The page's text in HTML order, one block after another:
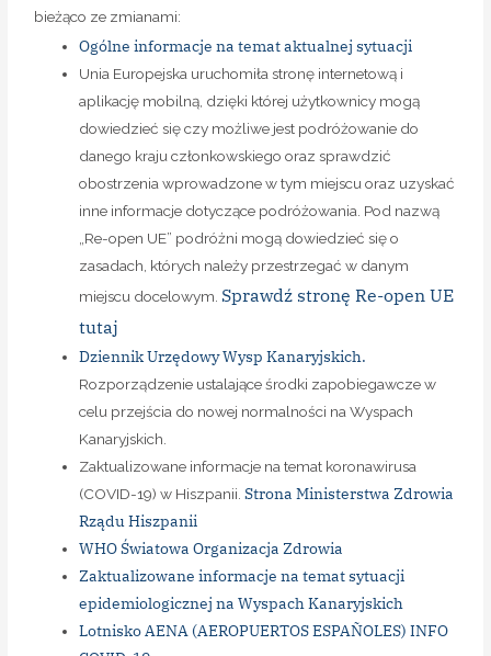
bieżąco ze zmianami:
Ogólne informacje na temat aktualnej sytuacji
Unia Europejska uruchomiła stronę internetową i
aplikację mobilną, dzięki której użytkownicy mogą
dowiedzieć się czy możliwe jest podróżowanie do
danego kraju członkowskiego oraz sprawdzić
obostrzenia wprowadzone w tym miejscu oraz uzyskać
inne informacje dotyczące podróżowania. Pod nazwą
„Re-open UE” podróżni mogą dowiedzieć się o
zasadach, których należy przestrzegać w danym
miejscu docelowym. Sprawdź stronę Re-open UE
tutaj
Dziennik Urzędowy Wysp Kanaryjskich.
Rozporządzenie ustalające środki zapobiegawcze w
celu przejścia do nowej normalności na Wyspach
Kanaryjskich.
Zaktualizowane informacje na temat koronawirusa
(COVID-19) w Hiszpanii.Strona Ministerstwa Zdrowia
Rządu Hiszpanii
WHO Światowa Organizacja Zdrowia
Zaktualizowane informacje na temat sytuacji
epidemiologicznej na Wyspach Kanaryjskich
Lotnisko AENA (AEROPUERTOS ESPAÑOLES) INFO